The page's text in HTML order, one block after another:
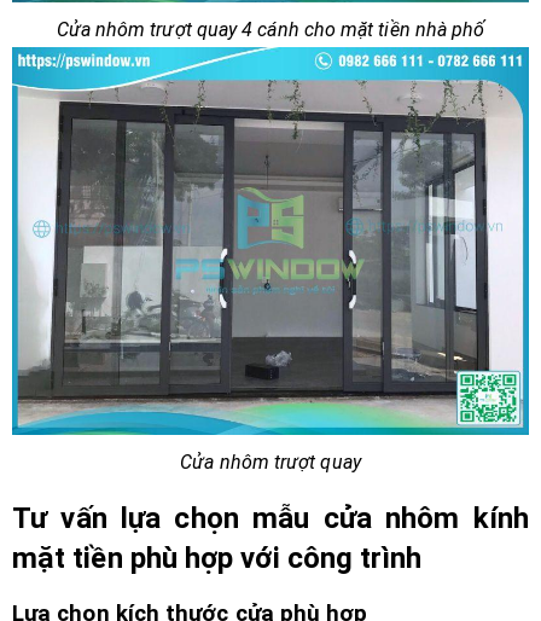
Cửa nhôm trượt quay 4 cánh cho mặt tiền nhà phố
Cửa nhôm trượt quay
Tư vấn lựa chọn mẫu cửa nhôm kính
mặt tiền phù hợp với công trình
Lựa chọn kích thước cửa phù hợp